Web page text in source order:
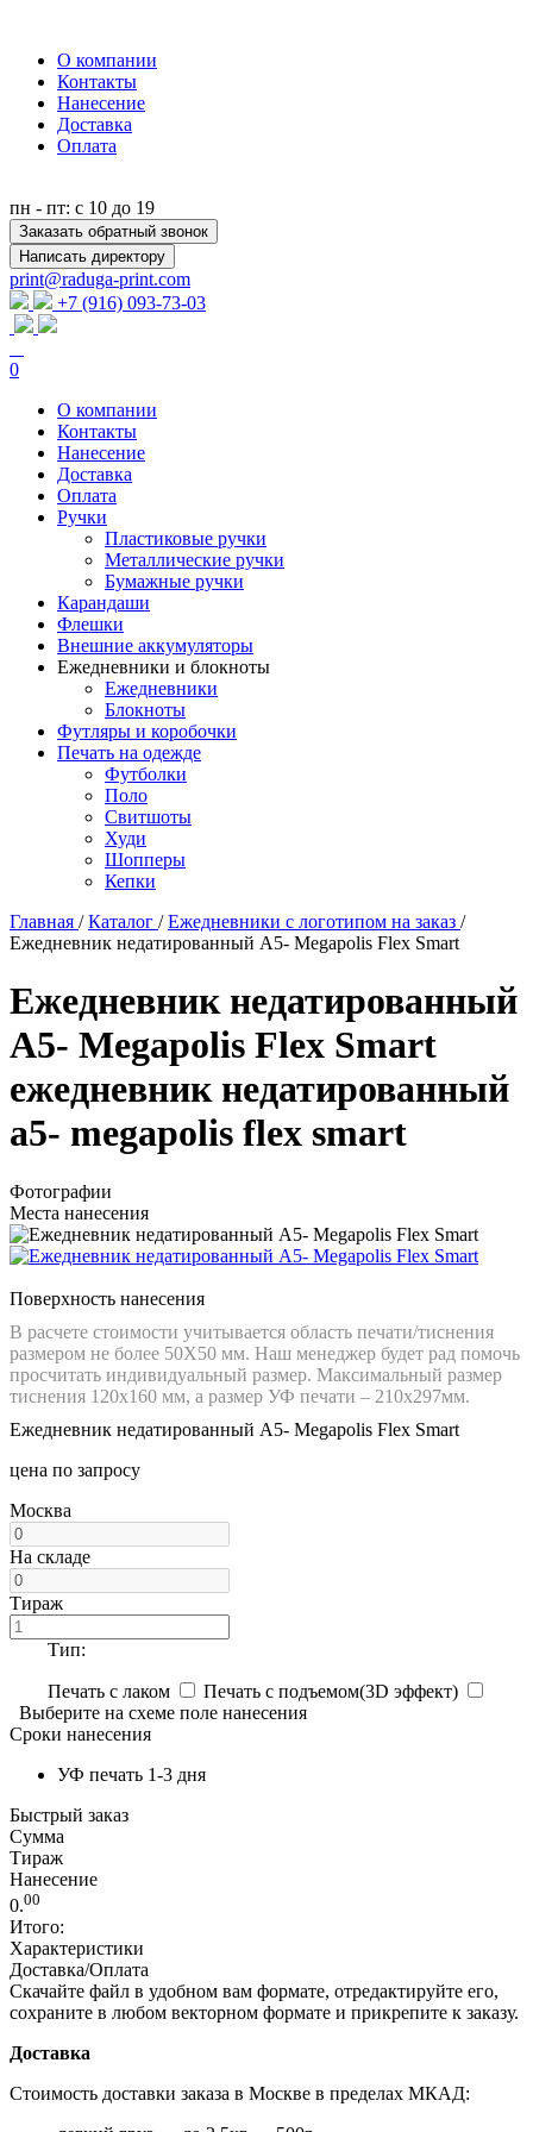
О компании
Контакты
Нанесение
Доставка
Оплата
пн - пт: с 10 до 19
Заказать обратный звонок
Написать директору
print@raduga-print.com
+7 (916) 093-73-03
0
О компании
Контакты
Нанесение
Доставка
Оплата
Ручки
Пластиковые ручки
Металлические ручки
Бумажные ручки
Карандаши
Флешки
Внешние аккумуляторы
Ежедневники и блокноты
Ежедневники
Блокноты
Футляры и коробочки
Печать на одежде
Футболки
Поло
Свитшоты
Худи
Шопперы
Кепки
Главная / Каталог / Ежедневники с логотипом на заказ /
Ежедневник недатированный А5- Megapolis Flex Smart
Ежедневник недатированный
А5- Megapolis Flex Smart
ежедневник недатированный
а5- megapolis flex smart
Фотографии
Места нанесения
Поверхность нанесения
В расчете стоимости учитывается область печати/тиснения
размером не более 50Х50 мм. Наш менеджер будет рад помочь
просчитать индивидуальный размер. Максимальный размер
тиснения 120х160 мм, а размер УФ печати – 210х297мм.
Ежедневник недатированный А5- Megapolis Flex Smart
цена по запросу
Москва
На складе
Тираж
Тип:
Печать с лаком
Печать с подъемом(3D эффект)
Выберите на схеме поле нанесения
Сроки нанесения
УФ печать 1-3 дня
Быстрый заказ
Сумма
Тираж
Нанесение
0.00
Итого:
Характеристики
Доставка/Оплата
Скачайте файл в удобном вам формате, отредактируйте его,
сохраните в любом векторном формате и прикрепите к заказу.
Доставка
Стоимость доставки заказа в Москве в пределах МКАД: